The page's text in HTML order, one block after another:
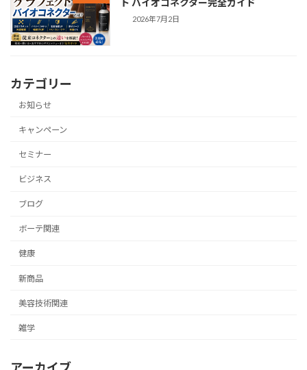
ト バイオコネクター完全ガイド
2026年7月2日
カテゴリー
お知らせ
キャンペーン
セミナー
ビジネス
ブログ
ボーテ関連
健康
新商品
美容技術関連
雑学